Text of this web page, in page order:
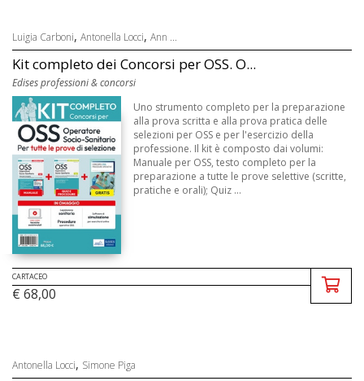
Luigia Carboni, Antonella Locci, Ann ...
Kit completo dei Concorsi per OSS. O...
Edises professioni & concorsi
Uno strumento completo per la preparazione
alla prova scritta e alla prova pratica delle
selezioni per OSS e per l'esercizio della
professione. Il kit è composto dai volumi:
Manuale per OSS, testo completo per la
preparazione a tutte le prove selettive (scritte,
pratiche e orali); Quiz ...
CARTACEO
€ 68,00
Antonella Locci, Simone Piga